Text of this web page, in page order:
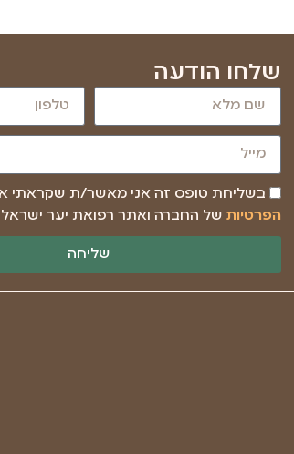
שלחו הודעה
בשליחת טופס זה אני מאשר/ת שקראתי
הפרטיות של החברה ואתר רפואת יער ישראל
שליחה